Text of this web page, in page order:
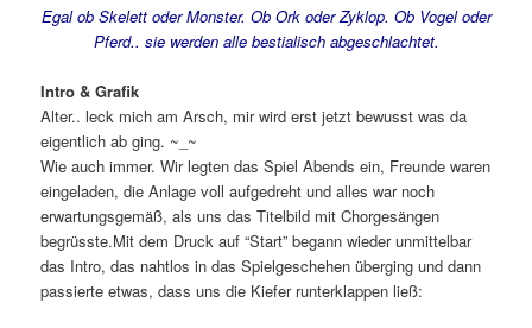
Egal ob Skelett oder Monster. Ob Ork oder Zyklop. Ob Vogel oder
Pferd.. sie werden alle bestialisch abgeschlachtet.
Intro & Grafik
Alter.. leck mich am Arsch, mir wird erst jetzt bewusst was da
eigentlich ab ging. ~_~
Wie auch immer. Wir legten das Spiel Abends ein, Freunde waren
eingeladen, die Anlage voll aufgedreht und alles war noch
erwartungsgemäß, als uns das Titelbild mit Chorgesängen
begrüsste.Mit dem Druck auf “Start” begann wieder unmittelbar
das Intro, das nahtlos in das Spielgeschehen überging und dann
passierte etwas, dass uns die Kiefer runterklappen ließ: